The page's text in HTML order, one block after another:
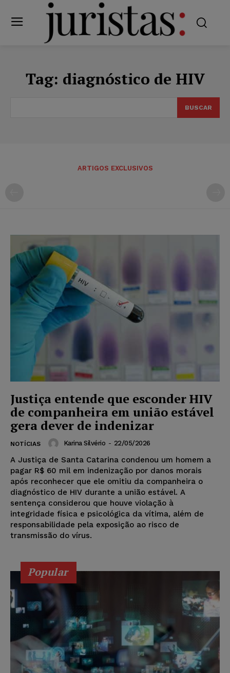
Tag: diagnóstico de HIV
BUSCAR
ARTIGOS EXCLUSIVOS
Justiça entende que esconder HIV
de companheira em união estável
gera dever de indenizar
NOTÍCIAS Karina Silvério - 22/05/2026
A Justiça de Santa Catarina condenou um homem a
pagar R$ 60 mil em indenização por danos morais
após reconhecer que ele omitiu da companheira o
diagnóstico de HIV durante a união estável. A
sentença considerou que houve violação à
integridade física e psicológica da vítima, além de
responsabilidade pela exposição ao risco de
transmissão do vírus.
Popular